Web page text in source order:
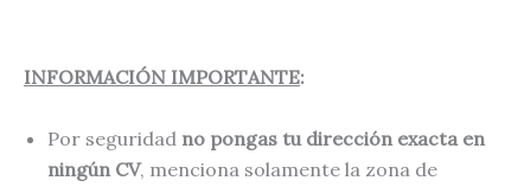
INFORMACIÓN IMPORTANTE:
Por seguridad no pongas tu dirección exacta en
ningún CV, menciona solamente la zona de